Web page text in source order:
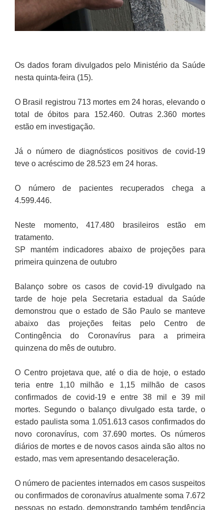
Os dados foram divulgados pelo Ministério da Saúde
nesta quinta-feira (15).
O Brasil registrou 713 mortes em 24 horas, elevando o
total de óbitos para 152.460. Outras 2.360 mortes
estão em investigação.
Já o número de diagnósticos positivos de covid-19
teve o acréscimo de 28.523 em 24 horas.
O número de pacientes recuperados chega a
4.599.446.
Neste momento, 417.480 brasileiros estão em
tratamento.
SP mantém indicadores abaixo de projeções para
primeira quinzena de outubro
Balanço sobre os casos de covid-19 divulgado na
tarde de hoje pela Secretaria estadual da Saúde
demonstrou que o estado de São Paulo se manteve
abaixo das projeções feitas pelo Centro de
Contingência do Coronavírus para a primeira
quinzena do mês de outubro.
O Centro projetava que, até o dia de hoje, o estado
teria entre 1,10 milhão e 1,15 milhão de casos
confirmados de covid-19 e entre 38 mil e 39 mil
mortes. Segundo o balanço divulgado esta tarde, o
estado paulista soma 1.051.613 casos confirmados do
novo coronavírus, com 37.690 mortes. Os números
diários de mortes e de novos casos ainda são altos no
estado, mas vem apresentando desaceleração.
O número de pacientes internados em casos suspeitos
ou confirmados de coronavírus atualmente soma 7.672
pessoas no estado, demonstrando também tendência